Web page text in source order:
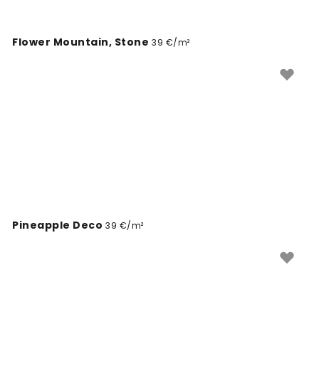
Flower Mountain, Stone 39 €/m²
Pineapple Deco 39 €/m²